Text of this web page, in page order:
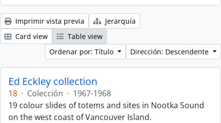
Imprimir vista previa
Jerarquía
Card view
Table view
Ordenar por: Título
Dirección: Descendente
Ed Eckley collection
18 · Colección · 1967-1968
19 colour slides of totems and sites in Nootka Sound
on the west coast of Vancouver Island.